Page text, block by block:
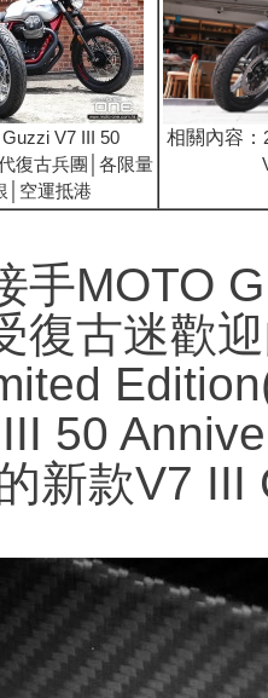
V7 III 50
復古兵團│各限量
│空運抵港
相關內容：
手MOTO
復古迷歡
50
新款V7